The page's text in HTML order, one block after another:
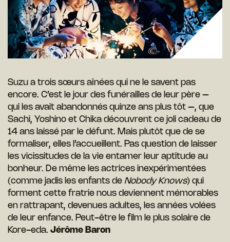
Suzu a trois sœurs aînées qui ne le savent pas
encore. C’est le jour des funérailles de leur père –
qui les avait abandonnés quinze ans plus tôt –, que
Sachi, Yoshino et Chika découvrent ce joli cadeau de
14 ans laissé par le défunt. Mais plutôt que de se
formaliser, elles l’accueillent. Pas question de laisser
les vicissitudes de la vie entamer leur aptitude au
bonheur. De même les actrices inexpérimentées
(comme jadis les enfants de Nobody Knows) qui
forment cette fratrie nous deviennent mémorables
en rattrapant, devenues adultes, les années volées
de leur enfance. Peut-être le film le plus solaire de
Kore-eda. Jérôme Baron